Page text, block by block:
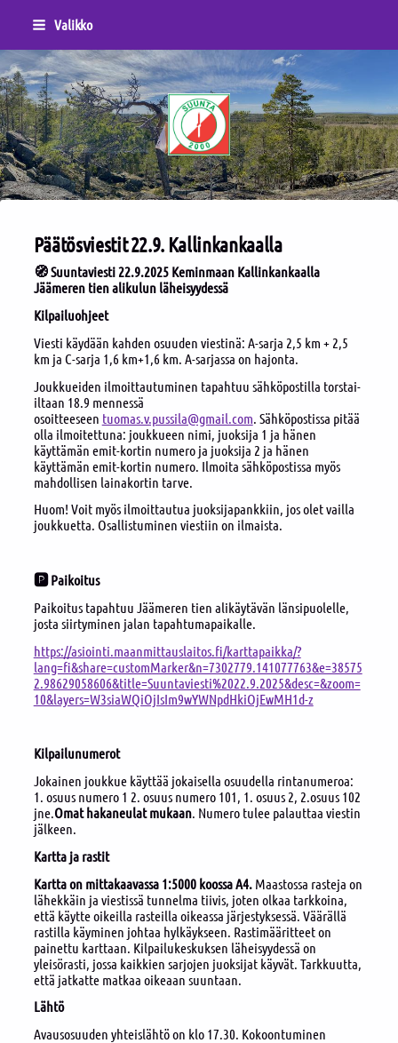
Siirry
sivun
sisältöön
Valikko
Sivuston etusivulle
Päätösviestit 22.9. Kallinkankaalla
🧭 Suuntaviesti 22.9.2025 Keminmaan Kallinkankaalla
Jäämeren tien alikulun läheisyydessä
Kilpailuohjeet
Viesti käydään kahden osuuden viestinä: A-sarja 2,5 km + 2,5
km ja C-sarja 1,6 km+1,6 km. A-sarjassa on hajonta.
Joukkueiden ilmoittautuminen tapahtuu sähköpostilla torstai-
iltaan 18.9 mennessä
osoitteeseen tuomas.v.pussila@gmail.com . Sähköpostissa pitää
olla ilmoitettuna: joukkueen nimi, juoksija 1 ja hänen
käyttämän emit-kortin numero ja juoksija 2 ja hänen
käyttämän emit-kortin numero. Ilmoita sähköpostissa myös
mahdollisen lainakortin tarve.
Huom! Voit myös ilmoittautua juoksijapankkiin, jos olet vailla
joukkuetta. Osallistuminen viestiin on ilmaista.
🅿️ Paikoitus
Paikoitus tapahtuu Jäämeren tien alikäytävän länsipuolelle,
josta siirtyminen jalan tapahtumapaikalle.
https://asiointi.maanmittauslaitos.fi/karttapaikka/?
lang=fi&share=customMarker&n=7302779.141077763&e=38575
2.98629058606&title=Suuntaviesti%2022.9.2025&desc=&zoom=
10&layers=W3siaWQiOjIsIm9wYWNpdHkiOjEwMH1d-z
Kilpailunumerot
Jokainen joukkue käyttää jokaisella osuudella rintanumeroa:
1. osuus numero 1 2. osuus numero 101, 1. osuus 2, 2.osuus 102
jne.Omat hakaneulat mukaan. Numero tulee palauttaa viestin
jälkeen.
Kartta ja rastit
Kartta on mittakaavassa 1:5000 koossa A4. Maastossa rasteja on
lähekkäin ja viestissä tunnelma tiivis, joten olkaa tarkkoina,
että käytte oikeilla rasteilla oikeassa järjestyksessä. Väärällä
rastilla käyminen johtaa hylkäykseen. Rastimääritteet on
painettu karttaan. Kilpailukeskuksen läheisyydessä on
yleisörasti, jossa kaikkien sarjojen juoksijat käyvät. Tarkkuutta,
että jatkatte matkaa oikeaan suuntaan.
Lähtö
Avausosuuden yhteislähtö on klo 17.30. Kokoontuminen